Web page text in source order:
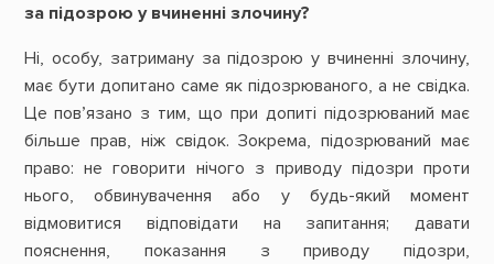
за підозрою у вчиненні злочину?
Ні, особу, затриману за підозрою у вчиненні злочину,
має бути допитано саме як підозрюваного, а не свідка.
Це пов’язано з тим, що при допиті підозрюваний має
більше прав, ніж свідок. Зокрема, підозрюваний має
право: не говорити нічого з приводу підозри проти
нього, обвинувачення або у будь-який момент
відмовитися відповідати на запитання; давати
пояснення, показання з приводу підозри,